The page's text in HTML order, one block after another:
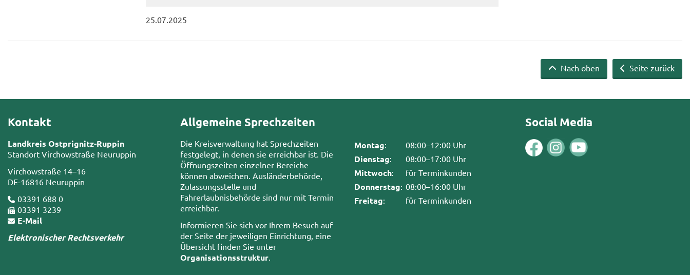
25.07.2025
Seite zurück
Nach oben
Kontakt
Landkreis Ostprignitz-Ruppin
Standort Virchowstraße Neuruppin
Virchowstraße 14–16
DE-16816 Neuruppin
03391 688 0
03391 3239
E-Mail
Elektronischer Rechtsverkehr
Allgemeine Sprechzeiten
Die Kreisverwaltung hat Sprechzeiten
festgelegt, in denen sie erreichbar ist. Die
Öffnungszeiten einzelner Bereiche
können abweichen. Ausländerbehörde,
Zulassungsstelle und
Fahrerlaubnisbehörde sind nur mit Termin
erreichbar.
Informieren Sie sich vor Ihrem Besuch auf
der Seite der jeweiligen Einrichtung, eine
Übersicht finden Sie unter
Organisationsstruktur
Montag: 08:00–12:00 Uhr
Dienstag: 08:00–17:00 Uhr
Mittwoch: für Terminkunden
Donnerstag: 08:00–16:00 Uhr
Freitag: für Terminkunden
Social Media